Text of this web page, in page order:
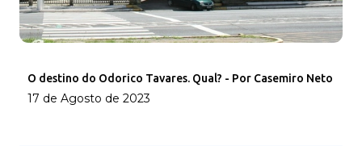
O destino do Odorico Tavares. Qual? - Por Casemiro Neto
17 de Agosto de 2023